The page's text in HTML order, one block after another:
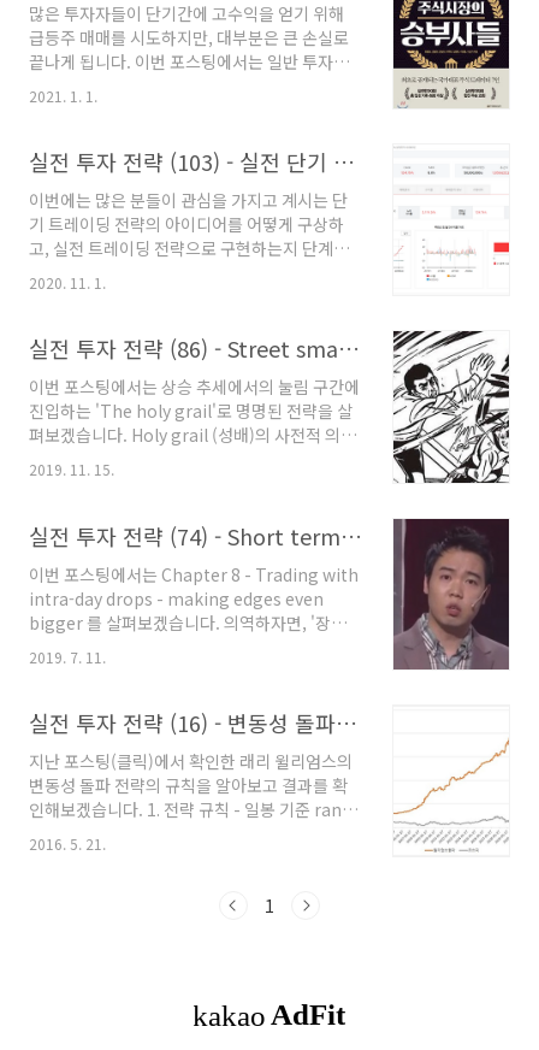
많은 투자자들이 단기간에 고수익을 얻기 위해
급등주 매매를 시도하지만, 대부분은 큰 손실로
끝나게 됩니다. 이번 포스팅에서는 일반 투자자
들이 급등주 매매에서 실패하는 이유와 이를 극
복하고 안정적인 수익을 내기 위한 방법을 살펴
기 트레이더들의 노하우를 담은 '주식 시장의 승
봉호 님은 실전투자대회 1위 14회, 입상 19회에
빛나는 대한민국 실전 트레이딩계의 살아 있는
전설로 '마하세븐' 이라는 필명으로 잘 알려져 있
습니다. 1. 개인들이 급등주 매매에서 실패하는
가지 이유로 급등할 수 있는데 대부분 기대감으
로 상승..
2021. 1. 1.
실전 투자 전략 (103) - 실전 단기 트레이딩 전략 빌드업 (1)
이번에는 많은 분들이 관심을 가지고 계시는 단
기 트레이딩 전략의 아이디어를 어떻게 구상하
고, 실전 트레이딩 전략으로 구현하는지 단계적
으로 알아보는 시리즈를 준비했습니다. 혹시나
단기 트레이딩 전략에는 관심이 많았지만, 단타
이번 시리즈를 통해 그런 고정관념과 선입견을
략을 만드는 과정은? 단기 트레이딩 전략으로 수
익을 내는 방법은 무수히 많습니다. 그렇다면, 수
익이 나는 단기 트레이딩 전략은 어떻게 만들 수
있을까요? 과정은 간단히 다음과 같습니다. 1) 단
을 트레이딩 로직으로 표현 3) 로직 백테스트 - 안
정..
2020. 11. 1.
실전 투자 전략 (86) - Street smart (7) : The holy grail 전략
이번 포스팅에서는 상승 추세에서의 눌림 구간에
진입하는 'The holy grail'로 명명된 전략을 살
펴보겠습니다. Holy grail (성배)의 사전적 의미
는 예수님이 십자가에 달리기 전 제자들과 최후
의 만찬을 나눴던 자리에 쓰였던 성스러운 잔을
대적인 전략을 칭하는 단어로 널리 쓰이고 있지
요. 이번에 소개할 The holy grail 전략, 과연 어
떤 전략일까요? 지금부터 살펴보겠습니다. 1. 전
략의 개요* 린다 라쉬케가 Street smart에서
holy grail이라고 소개하고 있지만, 사실 이 전략
은 아주 단순하고 기초적인 아이디어에 기반을
도 모르겠는데..
2019. 11. 15.
실전 투자 전략 (74) - Short term trading strategies that work (8)
이번 포스팅에서는 Chapter 8 - Trading with
intra-day drops - making edges even
bigger 를 살펴보겠습니다. 의역하자면, '장중
다' 가 되겠습니다. 단기 스윙 트레이딩에 실패하
중에 추격매수를 하는 것입니다. 즉, 떨어질 때 사
는 것이 아니라 오를 때 산다는 것입니다. 여기서
일단 오해를 해서 안되는 부분이 있습니다. '돌파
매매는 무용하고 손실을 본다'는 얘기는 아닙니
다. 아주 짧은 수익을 내고 당일에 손익을 결정짓
는 데이트레이딩이나 스캘핑에서는 돌파 매매도
2019. 7. 11.
실전 투자 전략 (16) - 변동성 돌파를 이용한 단기 스윙(단타) 전략 (2)
지난 포스팅(클릭)에서 확인한 래리 윌리엄스의
변동성 돌파 전략의 규칙을 알아보고 결과를 확
인해보겠습니다. 1. 전략 규칙 - 일봉 기준 range
격 > 당일 시가 + 전일 range ---> 돌파 시점에
전략의 원리 전략의 규칙을 확인한 여러분 중 10
에 싸게 사도 수익이 날까말까한데, 어마어마한
고점에 들어가라고?' 그런데, 어쨌거나 테스트를
2016. 5. 21.
1